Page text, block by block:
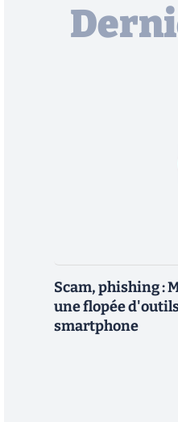
Scam, phishing :
une flopée
smartphone